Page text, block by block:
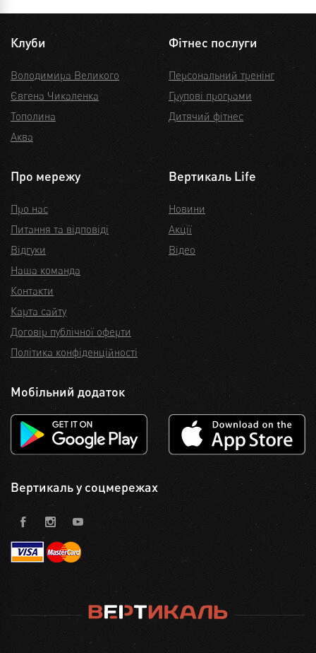
Клуби
Володимира Великого
Євгена Чикаленка
Тополина
Аква
Фітнес послуги
Персональний тренінг
Групові програми
Дитячий фітнес
Про мережу
Про нас
Питання та відповіді
Відгуки
Наша команда
Контакти
Карта сайту
Договір публічної оферти
Політика конфіденційності
Вертикаль Life
Новини
Акції
Відео
Мобільний додаток
Вертикаль у соцмережах